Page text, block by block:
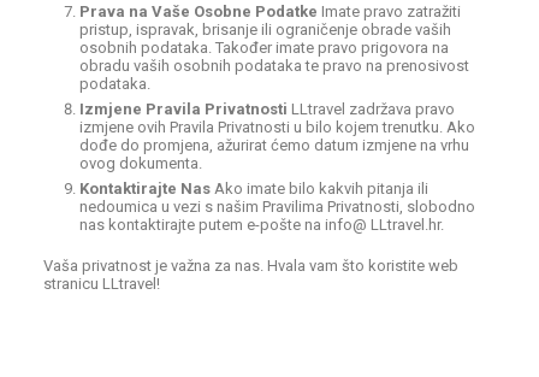
Prava na Vaše Osobne Podatke Imate pravo zatražiti
pristup, ispravak, brisanje ili ograničenje obrade vaših
osobnih podataka. Također imate pravo prigovora na
obradu vaših osobnih podataka te pravo na prenosivost
podataka.
Izmjene Pravila Privatnosti LLtravel zadržava pravo
izmjene ovih Pravila Privatnosti u bilo kojem trenutku. Ako
dođe do promjena, ažurirat ćemo datum izmjene na vrhu
ovog dokumenta.
Kontaktirajte NasAko imate bilo kakvih pitanja ili
nedoumica u vezi s našim Pravilima Privatnosti, slobodno
nas kontaktirajte putem e-pošte na info@ LLtravel.hr.
Vaša privatnost je važna za nas. Hvala vam što koristite web
stranicu LLtravel!